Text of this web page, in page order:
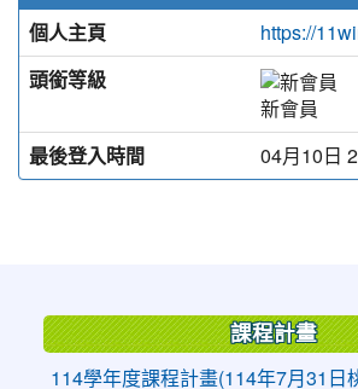
個人主頁
https://
頭銜等級
新會員
最後登入時間
04月10日
課程計畫
114學年度課程計畫(114年7月31日